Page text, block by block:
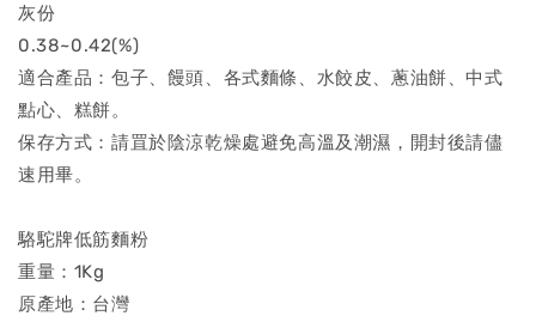
灰份
0.38~0.42(%)
適合產品：包子、饅頭、各式麵條、水餃皮、蔥油餅、中式
點心、糕餅。
保存方式：請罝於陰涼乾燥處避免高溫及潮濕，開封後請儘
速用畢。
駱駝牌低筋麵粉
重量：1Kg
原產地：台灣